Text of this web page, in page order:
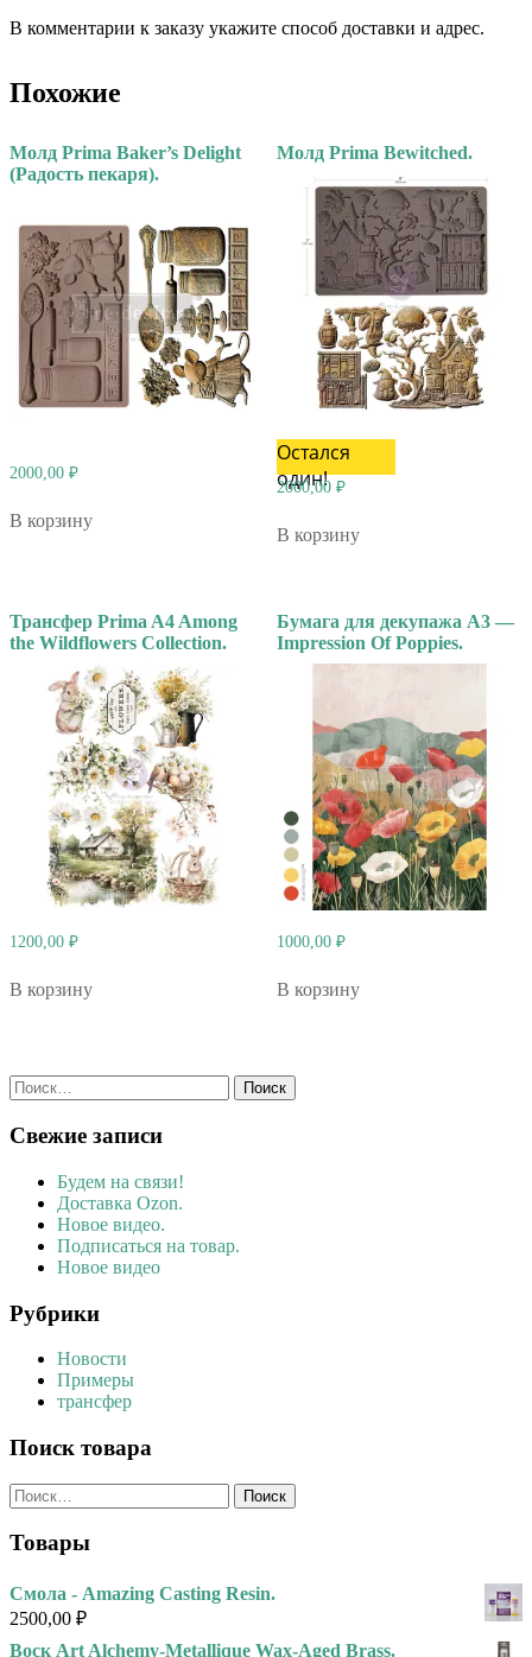
В комментарии к заказу укажите способ доставки и адрес.
Похожие
Молд Prima Baker’s Delight
(Радость пекаря).
2000,00 ₽
В корзину
Молд Prima Bewitched.
Остался
один!
2000,00 ₽
В корзину
Трансфер Prima A4 Among
the Wildflowers Collection.
1200,00 ₽
В корзину
Бумага для декупажа А3 —
Impression Of Poppies.
1000,00 ₽
В корзину
Найти:
Свежие записи
Будем на связи!
Доставка Ozon.
Новое видео.
Подписаться на товар.
Новое видео
Рубрики
Новости
Примеры
трансфер
Поиск товара
Найти:
Товары
Смола - Amazing Casting Resin.
2500,00 ₽
Воск Art Alchemy-Metallique Wax-Aged Brass.